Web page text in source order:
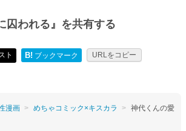
囚われる』を共有する
ト B! ブックマーク URLをコピー
漫画 めちゃコミック×キスカラ
神代くんの愛